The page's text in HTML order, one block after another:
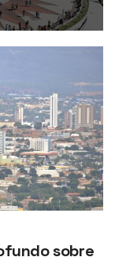
sobre